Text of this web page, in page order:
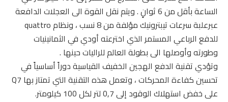
الساعة بأقل من 6 ثوانٍ . ويتم نقل القوة الى العجلات الدافعة
عبرعلبة سرعات تيبترونيك مؤلفة من 8 نسب ، ونظام quattro
للدفع الرباعي المستمر الذي اخترعته أودي في الثمانينيات
وطورته وأوصلها الى بطولة العالم للراليات حينها .
وتؤدي تقنية الدفع الهجين الخفيف القياسية دوراً أساسياً في
تحسين كفاءة المحركات ، وتعمل هذه التقنية التي تمتاز بها Q7
على خفض استهلاك الوقود إلى 0٫7 لتر لكل 100 كيلومتر.